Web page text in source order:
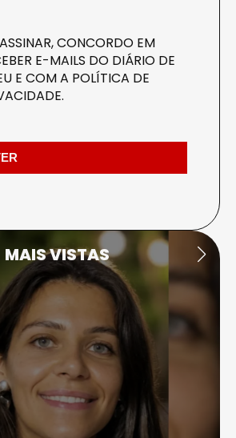
CONCORDO EM
E-MAILS DO DIÁRIO DE
E COM A POLÍTICA DE
.
MAIS VISTAS